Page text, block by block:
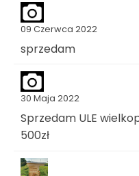
09 Czerwca 2022
sprzedam
30 Maja 2022
Sprzedam ULE
500zł